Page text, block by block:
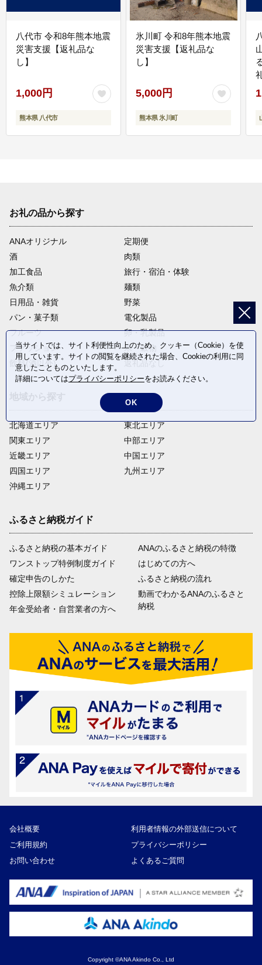
八代市 令和8年熊本地震
災害支援【返礼品な
し】
1,000円
熊本県 八代市
氷川町 令和8年熊本地震
災害支援【返礼品な
し】
5,000円
熊本県 氷川町
お礼の品から探す
ANAオリジナル
定期便
酒
肉類
加工食品
旅行・宿泊・体験
魚介類
麺類
日用品・雑貨
野菜
パン・菓子類
電化製品
フルーツ
卵・乳製品
ファッション
米・穀物
飲料(酒以外)
返礼品なし
北海道エリア
関東エリア
近畿エリア
四国エリア
沖縄エリア
東北エリア
中部エリア
中国エリア
九州エリア
ふるさと納税ガイド
ふるさと納税の基本ガイド
ワンストップ特例制度ガイド
確定申告のしかた
控除上限額シミュレーション
年金受給者・自営業者の方へ
ANAのふるさと納税の特徴
はじめての方へ
ふるさと納税の流れ
動画でわかるANAのふるさと
納税
会社概要
利用者情報の外部送信について
ご利用規約
プライバシーポリシー
お問い合わせ
よくあるご質問
Copyright ©ANA Akindo Co., Ltd
当サイトでは、サイト利便性向上のため、クッキー（Cookie）を使
用しています。サイトの閲覧を継続された場合、Cookieの利用に同
意したことものといたします。
詳細についてはプライバシーポリシーをお読みください。
OK